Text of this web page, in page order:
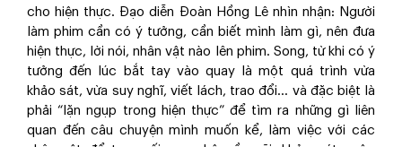
cho hiện thực. Đạo diễn Đoàn Hồng Lê nhìn nhận: Người
làm phim cần có ý tưởng, cần biết mình làm gì, nên đưa
hiện thực, lời nói, nhân vật nào lên phim. Song, từ khi có ý
tưởng đến lúc bắt tay vào quay là một quá trình vừa
khảo sát, vừa suy nghĩ, viết lách, trao đổi... và đặc biệt là
phải “lặn ngụp trong hiện thực” để tìm ra những gì liên
quan đến câu chuyện mình muốn kể, làm việc với các